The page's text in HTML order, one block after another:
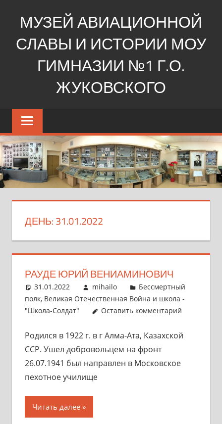
МУЗЕЙ АВИАЦИОННОЙ
СЛАВЫ И ИСТОРИИ МОУ
ГИМНАЗИИ №1 Г.О.
ЖУКОВСКОГО
Ещё
один
на
WordPress
ДЕНЬ:31.01.2022
РАУДЕ ЮРИЙ ВЕНИАМИНОВИЧ
31.01.2022 mihailo
Бессмертный
полк, Великая Отечественная Война и школа -
"Школа-Солдат"
Оставить комментарий
Родился в 1922 г. в г Алма-Ата, Казахской
ССР. Ушел добровольцем на фронт
26.07.1941 был направлен в Московское
пехотное училище
Читать далее